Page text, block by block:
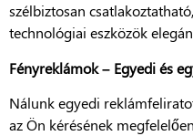
szélbiztosan
technológiai eszközök
Fényreklámok – Egyedi és
Nálunk egyedi
az Ön kérésének